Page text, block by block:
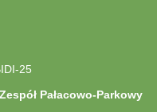
25
Pałacowo-Parkowy